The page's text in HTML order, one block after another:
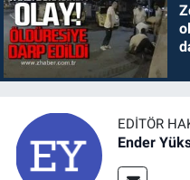
EDITÖR
Ender